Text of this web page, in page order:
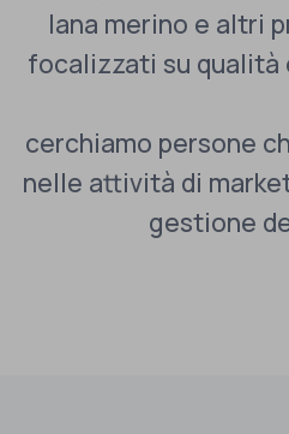
lana merino e altri
focalizzati su qualità
cerchiamo persone
nelle attività di
gestione